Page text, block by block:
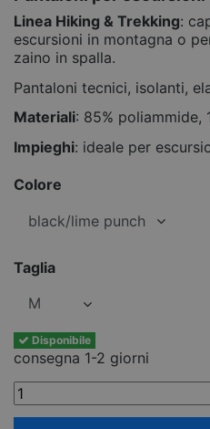
Linea Hiking & Trekking:
escursioni in montagna o
zaino in spalla.
Pantaloni tecnici, isolanti,
Materiali: 85% poliammide,
Impieghi: ideale per
Colore
Taglia
Disponibile
consegna 1-2 giorni